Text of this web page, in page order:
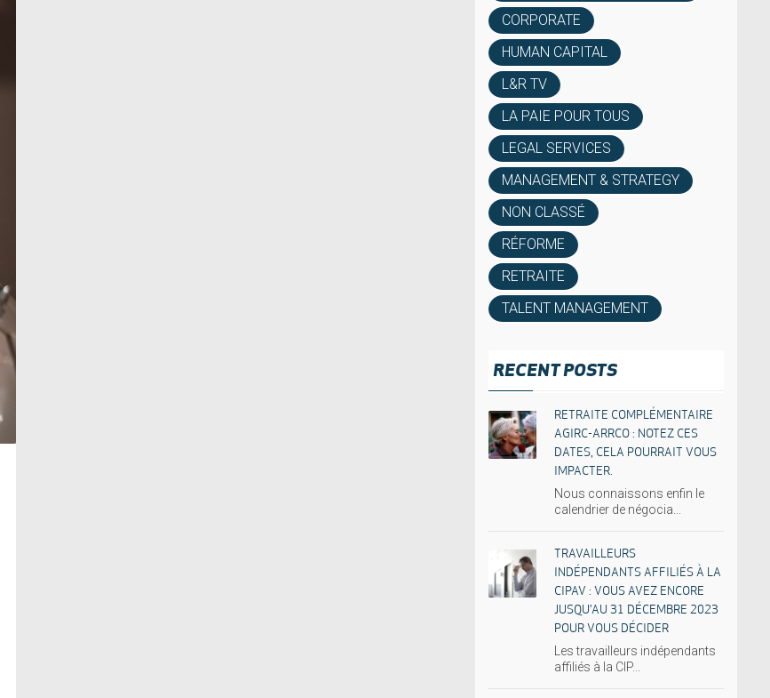
CORPORATE
HUMAN CAPITAL
L&R TV
LA PAIE POUR TOUS
LEGAL SERVICES
MANAGEMENT & STRATEGY
NON CLASSÉ
RÉFORME
RETRAITE
TALENT MANAGEMENT
RECENT POSTS
RETRAITE COMPLÉMENTAIRE
AGIRC-ARRCO : NOTEZ CES
DATES, CELA POURRAIT VOUS
IMPACTER.
Nous connaissons enfin le
calendrier de négocia...
TRAVAILLEURS
INDÉPENDANTS AFFILIÉS À LA
CIPAV : VOUS AVEZ ENCORE
JUSQU’AU 31 DÉCEMBRE 2023
POUR VOUS DÉCIDER
Les travailleurs indépendants
affiliés à la CIP...